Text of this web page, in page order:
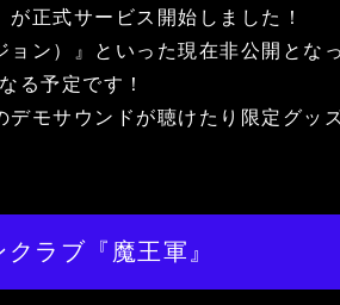
正式サービス開始しました！
ン）』といった現在非公開とな
る予定です！
モサウンドが聴けたり限定グッ
ラブ『魔王軍』